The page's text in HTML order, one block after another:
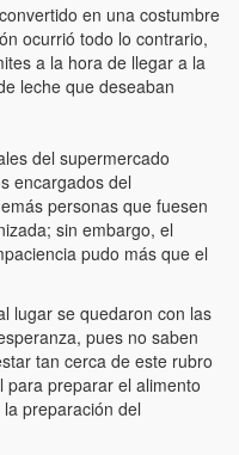
Chávez desde que tomó el
2009
del 4 de Febrero de
(Despicable traitor, look
en una costumbre
ocurrió todo lo contrario,
a la hora de llegar a la
leche que deseaban
del supermercado
encargados del
personas que fuesen
sin embargo, el
pudo más que el
lugar se quedaron con las
pues no saben
tan cerca de este rubro
para preparar el alimento
preparación del